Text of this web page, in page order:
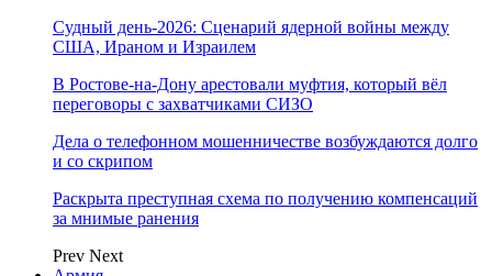
Судный день-2026: Сценарий ядерной войны между
США, Ираном и Израилем
В Ростове-на-Дону арестовали муфтия, который вёл
переговоры с захватчиками СИЗО
Дела о телефонном мошенничестве возбуждаются долго
и со скрипом
Раскрыта преступная схема по получению компенсаций
за мнимые ранения
Prev Next